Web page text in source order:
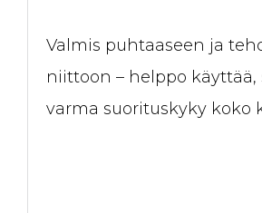
Valmis puhtaaseen ja
niittoon – helppo käyttää,
varma suorituskyky koko